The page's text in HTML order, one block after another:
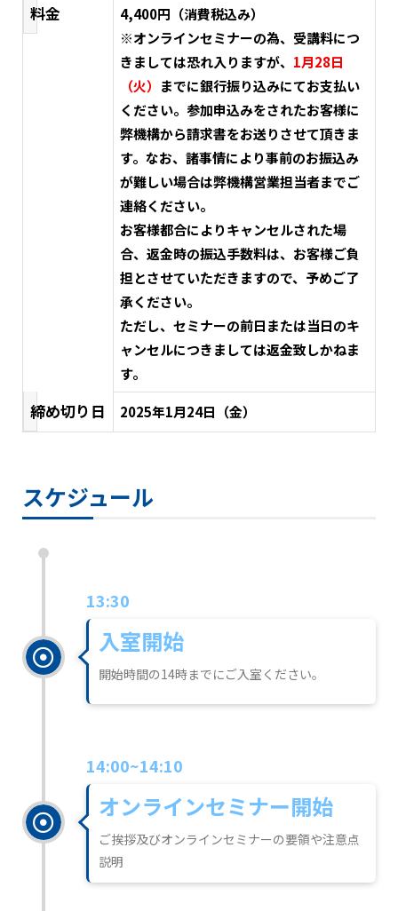
料金
4,400円（消費税込み）
※オンラインセミナーの為、受講料につ
きましては恐れ入りますが、 1月28日
（火） までに銀行振り込みにてお支払い
ください。参加申込みをされたお客様に
弊機構から請求書をお送りさせて頂きま
す。なお、諸事情により事前のお振込み
が難しい場合は弊機構営業担当者までご
連絡ください。
お客様都合によりキャンセルされた場
合、返金時の振込手数料は、お客様ご負
担とさせていただきますので、予めご了
承ください。
ただし、セミナーの前日または当日のキ
ャンセルにつきましては返金致しかねま
す。
締め切り日 2025年1月24日（金）
スケジュール
13:30
入室開始
開始時間の14時までにご入室ください。
14:00~14:10
オンラインセミナー開始
ご挨拶及びオンラインセミナーの要領や注意点
説明